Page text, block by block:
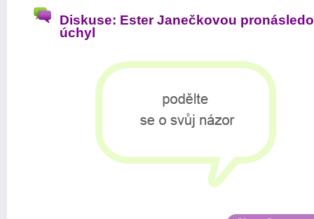
Diskuse: Ester Janečkovou
úchyl